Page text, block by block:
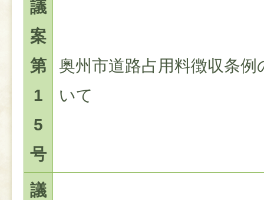
議
案
第
1
5
号
奥州市道路占用料徴収条
いて
議